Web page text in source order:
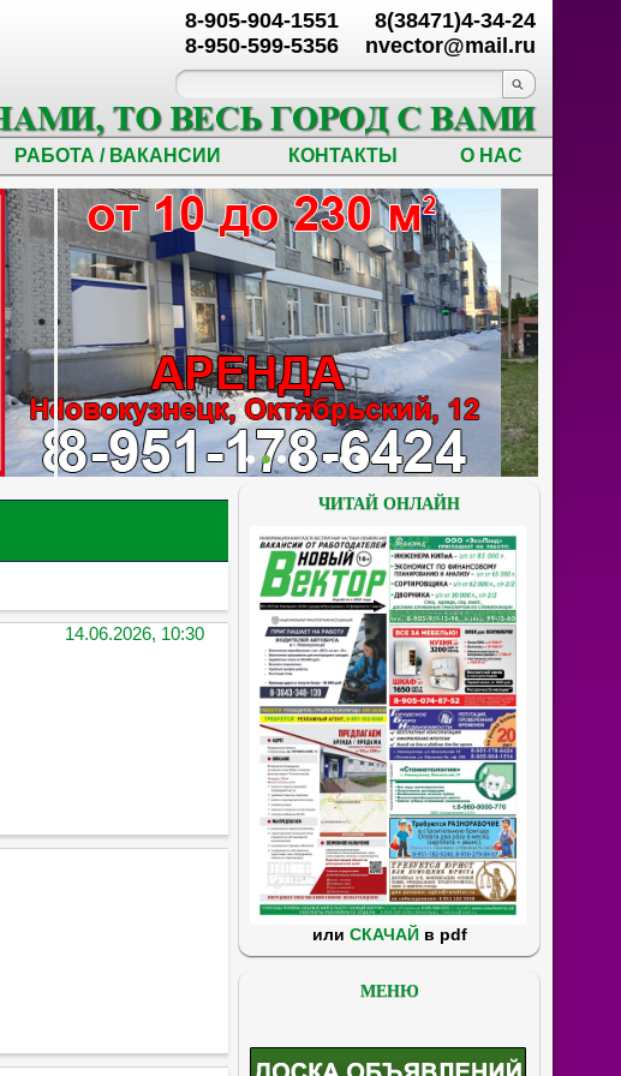
8(38471)4-34-24
nvector@mail.ru
8-905-904-1551
8-950-599-5356
РАБОТА / ВАКАНСИИ КОНТАКТЫ О НАС
14.06.2026, 10:30
ЧИТАЙ ОНЛАЙН
или СКАЧАЙв pdf
МЕНЮ